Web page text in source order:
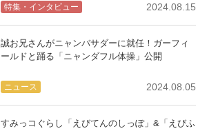
特集・インタビュー 2024.08.15
ニュース 2024.08.05
誠お兄さんがニャンバサダーに就任！ガーフィ
ールドと踊る「ニャンダフル体操」公開
すみっコぐらし「えびてんのしっぽ」&「えびふ